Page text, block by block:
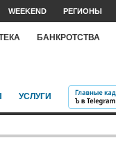
WEEKEND РЕГИОНЫ
БАНКРОТСТВА
УСЛУГИ